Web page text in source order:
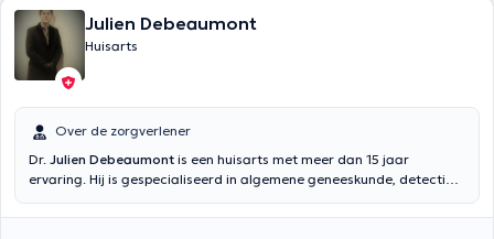
Julien Debeaumont
Huisarts
Over de zorgverlener
Dr. Julien Debeaumont is een huisarts met meer dan 15 jaar
ervaring. Hij is gespecialiseerd in algemene geneeskunde, detectie
1994. Hij heeft veel ervaring sinds 2003 als arts. Hij heet u welkom in